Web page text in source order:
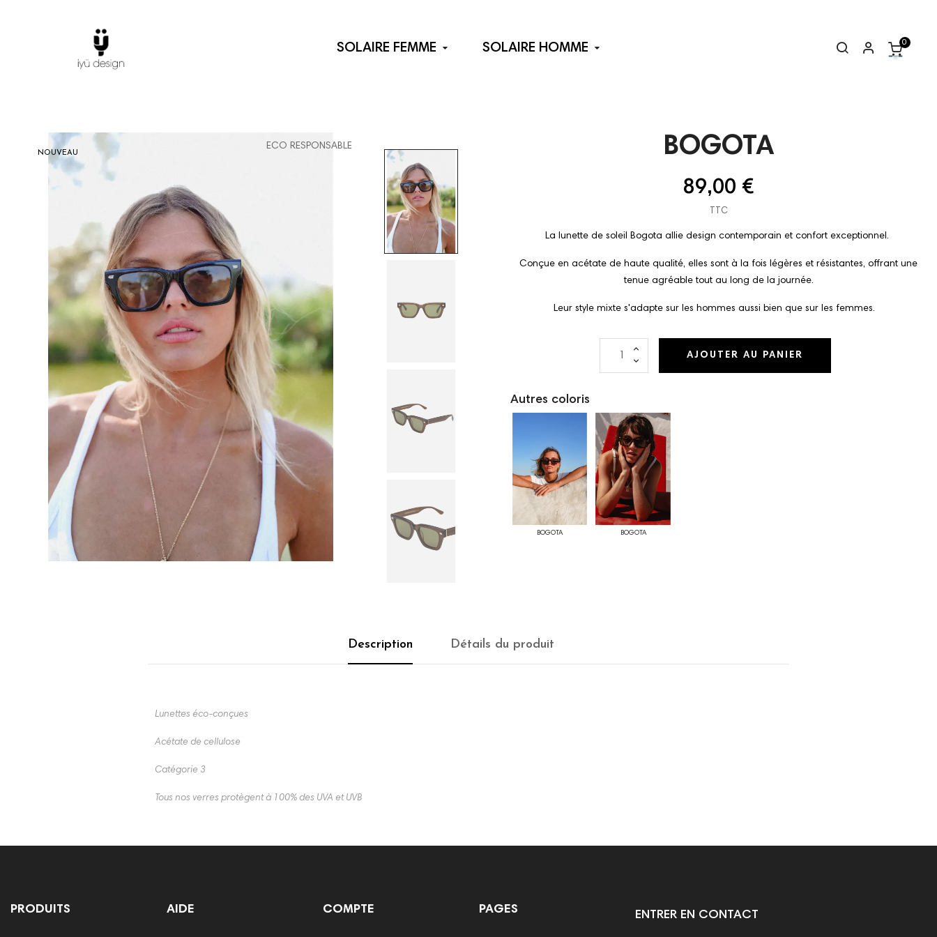
SOLAIRE FEMME SOLAIRE HOMME 0
NOUVEAU
ECO RESPONSABLE BOGOTA
89,00 €
TTC
La lunette de soleil Bogota allie design contemporain et confort exceptionnel.
Conçue en acétate de haute qualité, elles sont à la fois légères et résistantes, offrant une
tenue agréable tout au long de la journée.
Leur style mixte s'adapte sur les hommes aussi bien que sur les femmes.
AJOUTER AU PANIER
Autres coloris
BOGOTA BOGOTA
Description Détails du produit
Lunettes éco-conçues
Acétate de cellulose
Catégorie 3
Tous nos verres protègent à 100% des UVA et UVB
PRODUITS AIDE COMPTE PAGES ENTRER EN CONTACT